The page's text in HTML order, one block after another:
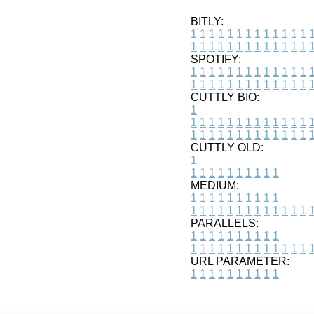
BITLY:
1 1 1 1 1 1 1 1 1 1 1 1 1 1
1 1 1 1 1 1 1 1 1 1 1 1 1 1
SPOTIFY:
1 1 1 1 1 1 1 1 1 1 1 1 1 1
1 1 1 1 1 1 1 1 1 1 1 1 1 1
CUTTLY BIO:
1
1 1 1 1 1 1 1 1 1 1 1 1 1 1
1 1 1 1 1 1 1 1 1 1 1 1 1 1
CUTTLY OLD:
1
1 1 1 1 1 1 1 1 1 1
MEDIUM:
1 1 1 1 1 1 1 1 1 1
1 1 1 1 1 1 1 1 1 1 1 1 1 1
PARALLELS:
1 1 1 1 1 1 1 1 1 1
1 1 1 1 1 1 1 1 1 1 1 1 1 1
URL PARAMETER:
1 1 1 1 1 1 1 1 1 1